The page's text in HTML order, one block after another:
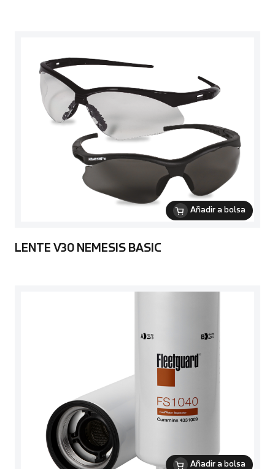
Añadir a bolsa
LENTE V30 NEMESIS BASIC
Añadir a bolsa